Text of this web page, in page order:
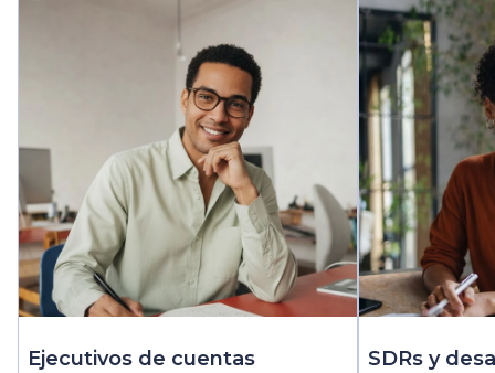
Ejecutivos de cuentas SDRs y